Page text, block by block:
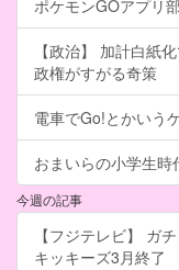
ポケモンGOアプリ
【政治】 加計白紙
政権がすがる奇策
電車でGo!とかいう
おまいらの小学生時
今週の記事
【フジテレビ】 ガ
キッキーズ3月終了